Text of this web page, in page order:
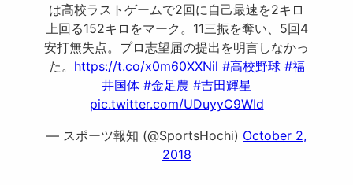
は高校ラストゲームで2回に自己最速を2キロ
上回る152キロをマーク。11三振を奪い、5回4
安打無失点。プロ志望届の提出を明言しなかっ
た。 https://t.co/x0m60XXNil #高校野球 #福
井国体 #金足農 #吉田輝星
pic.twitter.com/UDuyyC9WId
— スポーツ報知 (@SportsHochi) October 2,
2018